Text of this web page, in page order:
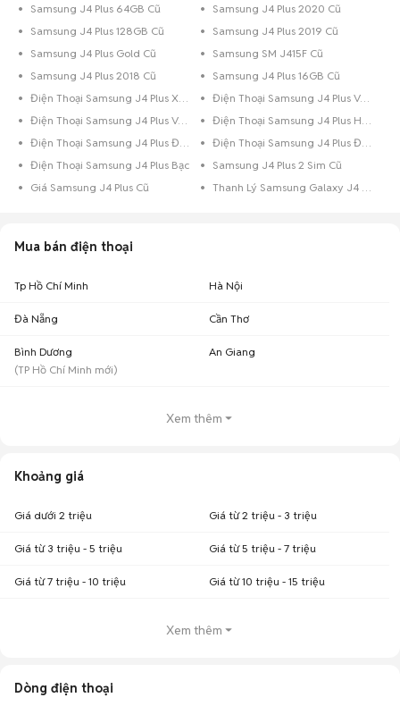
Samsung J4 Plus 64GB Cũ
Samsung J4 Plus 2020 Cũ
Samsung J4 Plus 128GB Cũ
Samsung J4 Plus 2019 Cũ
Samsung J4 Plus Gold Cũ
Samsung SM J415F Cũ
Samsung J4 Plus 2018 Cũ
Samsung J4 Plus 16GB Cũ
Điện Thoại Samsung J4 Plus Xanh Dương
Điện Thoại Samsung J4 Plus Vàng Hồng
Điện Thoại Samsung J4 Plus Vàng
Điện Thoại Samsung J4 Plus Hồng
Điện Thoại Samsung J4 Plus Đen Bóng
Điện Thoại Samsung J4 Plus Đen
Điện Thoại Samsung J4 Plus Bạc
Samsung J4 Plus 2 Sim Cũ
Giá Samsung J4 Plus Cũ
Thanh Lý Samsung Galaxy J4 Plus Cũ
Mua bán điện thoại
Tp Hồ Chí Minh Hà Nội
Đà Nẵng Cần Thơ
Bình Dương
(TP Hồ Chí Minh mới)
An Giang
Xem thêm
Khoảng giá
Giá dưới 2 triệu Giá từ 2 triệu - 3 triệu
Giá từ 3 triệu - 5 triệu Giá từ 5 triệu - 7 triệu
Giá từ 7 triệu - 10 triệu Giá từ 10 triệu - 15 triệu
Xem thêm
Dòng điện thoại